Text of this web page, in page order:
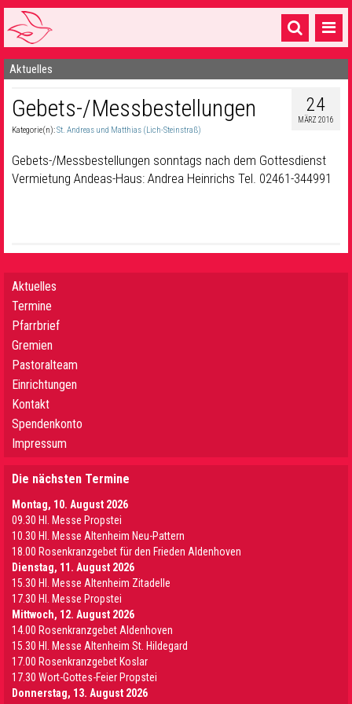
Startseite
1 Pfarrei
16 Gemeinden & mehr
Gottesdienste & Sinnsuche
Seelsorge & Kontakt
Aktuelles
24
MÄRZ 2016
Gebets-/Messbestellungen
Kategorie(n):St. Andreas und Matthias (Lich-Steinstraß)
Gebets-/Messbestellungen sonntags nach dem Gottesdienst
Vermietung Andeas-Haus: Andrea Heinrichs Tel. 02461-344991
Aktuelles
Termine
Pfarrbrief
Gremien
Pastoralteam
Einrichtungen
Kontakt
Spendenkonto
Impressum
Die nächsten Termine
Montag, 10. August 2026
09.30 Hl. Messe Propstei
10.30 Hl. Messe Altenheim Neu-Pattern
18.00 Rosenkranzgebet für den Frieden Aldenhoven
Dienstag, 11. August 2026
15.30 Hl. Messe Altenheim Zitadelle
17.30 Hl. Messe Propstei
Mittwoch, 12. August 2026
14.00 Rosenkranzgebet Aldenhoven
15.30 Hl. Messe Altenheim St. Hildegard
17.00 Rosenkranzgebet Koslar
17.30 Wort-Gottes-Feier Propstei
Donnerstag, 13. August 2026